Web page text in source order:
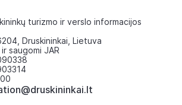
turizmo ir verslo informacijos
Druskininkai, Lietuva
saugomi JAR